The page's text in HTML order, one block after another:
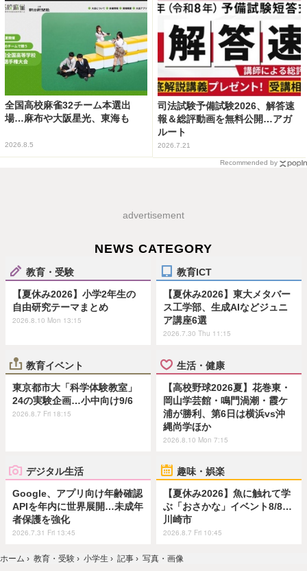
全国高校麻雀32チーム本選出
場…麻布や大阪星光、東海も
2026.8.5
司法試験予備試験2026、解答速
報＆総評動画を無料公開…アガ
ルート
2026.7.21
Recommended by
advertisement
NEWS CATEGORY
教育・受験
【夏休み2026】小学2年生の
自由研究テーマまとめ
2026.8.10 Mon 13:15
教育ICT
【夏休み2026】東大メタバー
ス工学部、生成AIなどジュニ
ア講座6選
2026.7.30 Thu 11:15
教育イベント
東京都市大「科学体験教室」
24の実験企画…小中向け9/6
2026.8.7 Fri 18:15
生活・健康
【高校野球2026夏】花巻東・
岡山学芸館・鳴門渦潮・霞ケ
浦が勝利、第6日は横浜vs沖
縄尚学ほか
2026.8.10 Mon 7:15
デジタル生活
Google、アプリ向け年齢確認
APIを年内に世界展開…未成年
者保護を強化
2026.7.31 Fri 13:45
趣味・娯楽
【夏休み2026】魚に触れて学
ぶ「おさかな」イベント8/8…
川崎市
2026.8.7 Fri 10:45
ホーム › 教育・受験 › 小学生 › 記事 › 写真・画像